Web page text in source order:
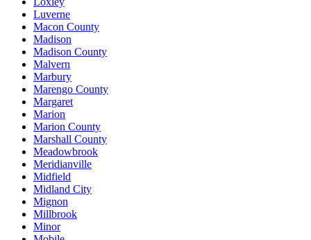
Luverne
Macon County
Madison
Madison County
Malvern
Marbury
Marengo County
Margaret
Marion
Marion County
Marshall County
Meadowbrook
Meridianville
Midfield
Midland City
Mignon
Millbrook
Minor